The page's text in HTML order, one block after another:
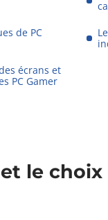
de PC
écrans et
PC Gamer
le